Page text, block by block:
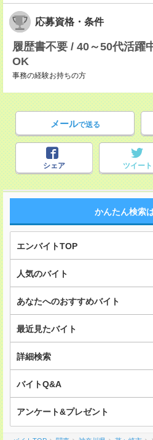
応募資格・条件
履歴書不要 / 40～50代活躍
OK
事務の経験お持ちの方
メールで送る
シェア ツイート
かんたん検索
エンバイトTOP
人気のバイト
あなたへのおすすめバイト
最近見たバイト
詳細検索
バイトQ&A
アンケート&プレゼント